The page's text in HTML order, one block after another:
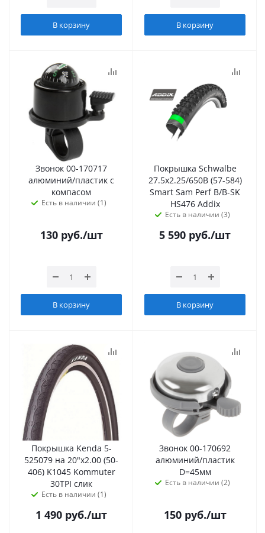
В корзину В корзину
Звонок 00-170717
алюминий/пластик с
компасом
Есть в наличии (1)
130руб./шт
В корзину
Покрышка Schwalbe
27.5х2.25/650В (57-584)
Smart Sam Perf B/B-SK
HS476 Addix
Есть в наличии (3)
5 590 руб./шт
В корзину
Покрышка Kenda 5-
525079 на 20"х2.00 (50-
406) K1045 Kommuter
30TPI слик
Есть в наличии (1)
1 490 руб./шт
Звонок 00-170692
алюминий/пластик
D=45мм
Есть в наличии (2)
150руб./шт